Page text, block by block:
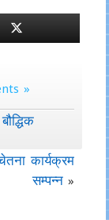
»
कार्यक्रम
सम्पन्न »